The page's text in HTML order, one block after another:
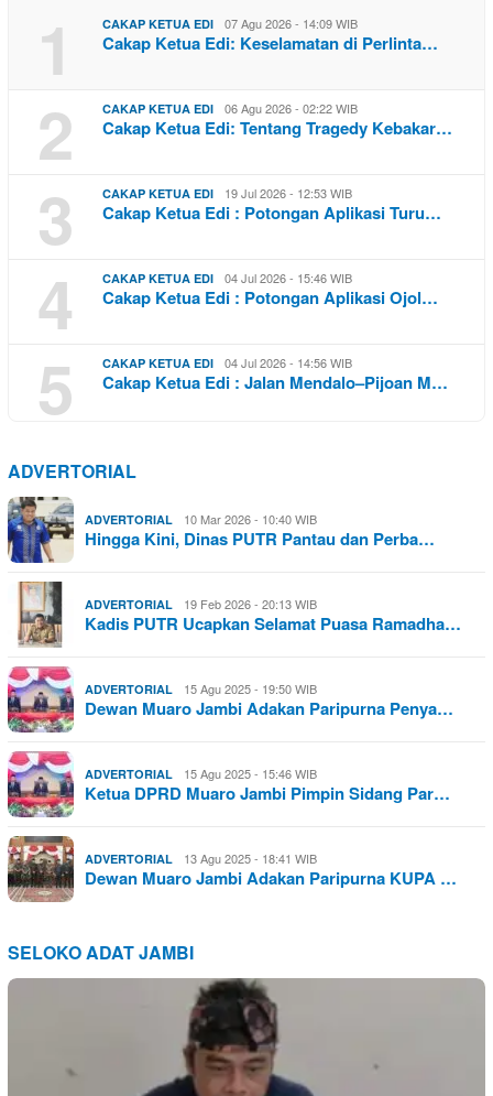
1 CAKAP KETUA EDI 07 Agu 2026 - 14:09 WIB
Cakap Ketua Edi: Keselamatan di Perlinta…
2 CAKAP KETUA EDI 06 Agu 2026 - 02:22 WIB
Cakap Ketua Edi: Tentang Tragedy Kebakar…
3 CAKAP KETUA EDI 19 Jul 2026 - 12:53 WIB
Cakap Ketua Edi : Potongan Aplikasi Turu…
4 CAKAP KETUA EDI 04 Jul 2026 - 15:46 WIB
Cakap Ketua Edi : Potongan Aplikasi Ojol…
5 CAKAP KETUA EDI 04 Jul 2026 - 14:56 WIB
Cakap Ketua Edi : Jalan Mendalo–Pijoan M…
ADVERTORIAL
ADVERTORIAL 10 Mar 2026 - 10:40 WIB
Hingga Kini, Dinas PUTR Pantau dan Perba…
ADVERTORIAL 19 Feb 2026 - 20:13 WIB
Kadis PUTR Ucapkan Selamat Puasa Ramadha…
ADVERTORIAL 15 Agu 2025 - 19:50 WIB
Dewan Muaro Jambi Adakan Paripurna Penya…
ADVERTORIAL 15 Agu 2025 - 15:46 WIB
Ketua DPRD Muaro Jambi Pimpin Sidang Par…
ADVERTORIAL 13 Agu 2025 - 18:41 WIB
Dewan Muaro Jambi Adakan Paripurna KUPA …
SELOKO ADAT JAMBI